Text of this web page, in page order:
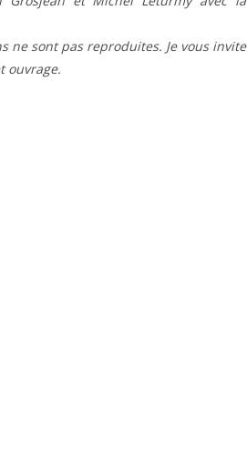
ne sont pas reproduites. Je vous invite
ouvrage.